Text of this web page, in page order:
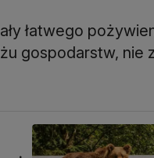
łatwego
gospodarstw, nie